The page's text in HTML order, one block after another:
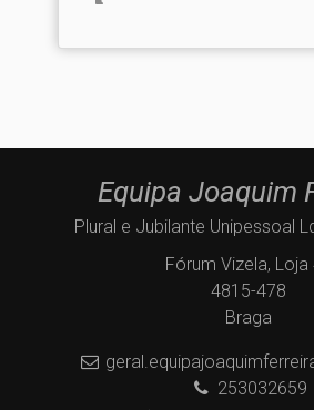
Equipa Joaquim
Plural e Jubilante Unipessoal
Fórum Vizela, Loja
4815-478
Braga
253032659